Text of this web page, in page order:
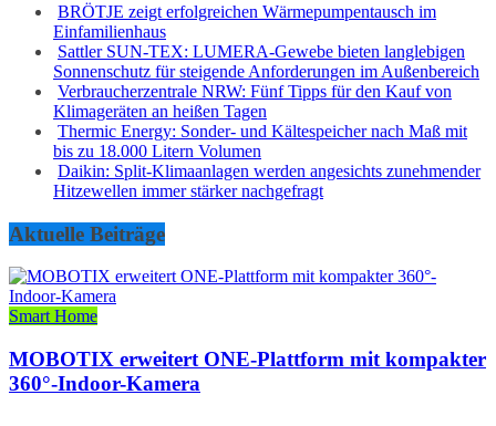
BRÖTJE zeigt erfolgreichen Wärmepumpentausch im
Einfamilienhaus
Sattler SUN-TEX: LUMERA-Gewebe bieten langlebigen
Sonnenschutz für steigende Anforderungen im Außenbereich
Verbraucherzentrale NRW: Fünf Tipps für den Kauf von
Klimageräten an heißen Tagen
Thermic Energy: Sonder- und Kältespeicher nach Maß mit
bis zu 18.000 Litern Volumen
Daikin: Split-Klimaanlagen werden angesichts zunehmender
Hitzewellen immer stärker nachgefragt
Aktuelle Beiträge
Smart Home
MOBOTIX erweitert ONE-Plattform mit kompakter
360°-Indoor-Kamera